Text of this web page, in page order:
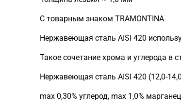
С товарным знаком TRAMONTINA
Нержавеющая сталь AISI 420
Такое сочетание хрома и углерода в
Нержавеющая сталь AISI 420 (12,0-
max 0,30% углерод, max 1,0%